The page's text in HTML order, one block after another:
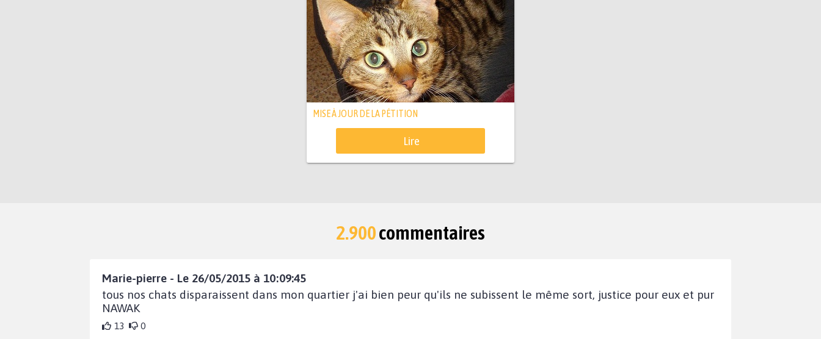
MISE À JOUR DE LA PÉTITION
Lire
2.900commentaires
Marie-pierre - Le 26/05/2015 à 10:09:45
tous nos chats disparaissent dans mon quartier j'ai bien peur qu'ils ne subissent le même sort, justice pour eux et pur
NAWAK
13 0